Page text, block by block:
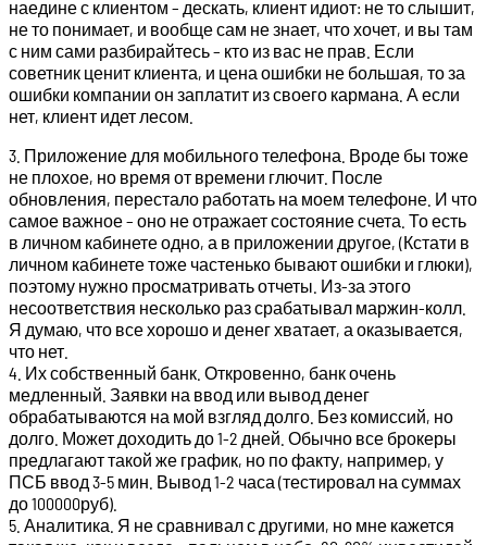
наедине с клиентом – дескать, клиент идиот: не то слышит,
не то понимает, и вообще сам не знает, что хочет, и вы там
с ним сами разбирайтесь – кто из вас не прав. Если
советник ценит клиента, и цена ошибки не большая, то за
ошибки компании он заплатит из своего кармана. А если
нет, клиент идет лесом.
3. Приложение для мобильного телефона. Вроде бы тоже
не плохое, но время от времени глючит. После
обновления, перестало работать на моем телефоне. И что
самое важное – оно не отражает состояние счета. То есть
в личном кабинете одно, а в приложении другое, (Кстати в
личном кабинете тоже частенько бывают ошибки и глюки),
поэтому нужно просматривать отчеты. Из-за этого
несоответствия несколько раз срабатывал маржин-колл.
Я думаю, что все хорошо и денег хватает, а оказывается,
что нет.
4. Их собственный банк. Откровенно, банк очень
медленный. Заявки на ввод или вывод денег
обрабатываются на мой взгляд долго. Без комиссий, но
долго. Может доходить до 1-2 дней. Обычно все брокеры
предлагают такой же график, но по факту, например, у
ПСБ ввод 3-5 мин. Вывод 1-2 часа (тестировал на суммах
до 100000руб).
5. Аналитика. Я не сравнивал с другими, но мне кажется